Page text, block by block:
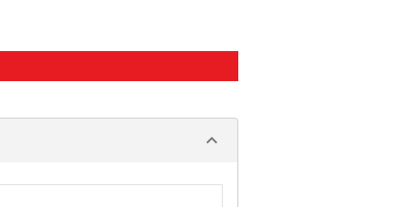
keyboard_arrow_down